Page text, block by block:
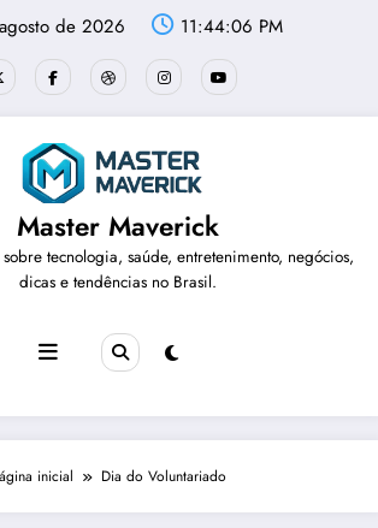
de 2026 11:44:06 PM
Master Maverick
tecnologia, saúde, entretenimento, negócios,
dicas e tendências no Brasil.
inicial Dia do Voluntariado